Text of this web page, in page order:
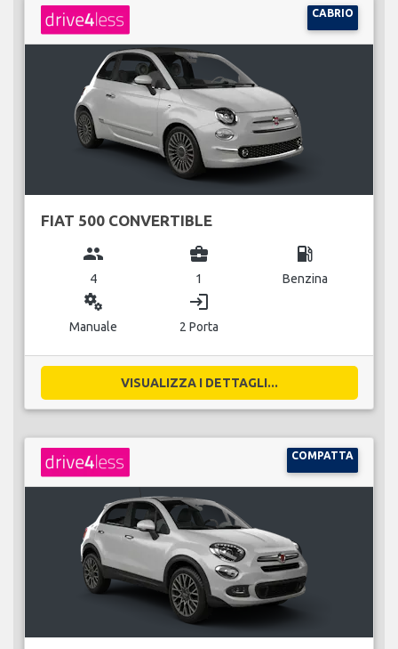
CABRIO
FIAT 500 CONVERTIBLE
group
4
business_center
1
local_gas_station
Benzina
miscellaneous_services
Manuale
login
2 Porta
VISUALIZZA I DETTAGLI...
COMPATTA